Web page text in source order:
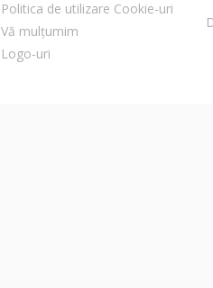
Politica de utilizare Cookie-uri
Vă mulțumim
Logo-uri